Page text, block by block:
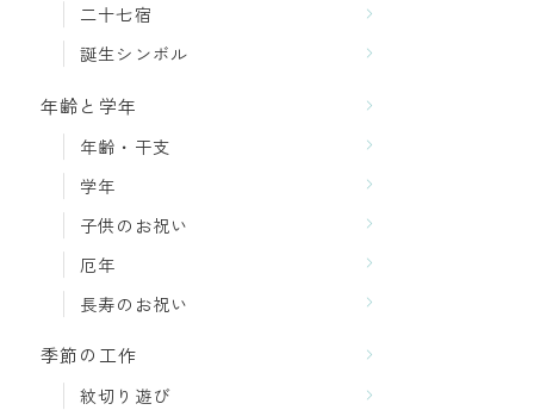
二十七宿
誕生シンボル
年齢と学年
年齢・干支
学年
子供のお祝い
厄年
長寿のお祝い
季節の工作
紋切り遊び